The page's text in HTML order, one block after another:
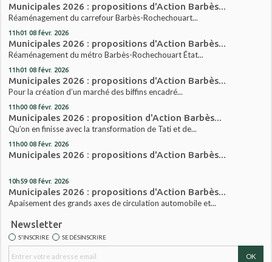
Municipales 2026 : propositions d'Action Barbès...
Réaménagement du carrefour Barbès-Rochechouart...
11h01 08 févr. 2026
Municipales 2026 : propositions d'Action Barbès...
Réaménagement du métro Barbès-Rochechouart État...
11h01 08 févr. 2026
Municipales 2026 : propositions d'Action Barbès...
Pour la création d’un marché des biffins encadré...
11h00 08 févr. 2026
Municipales 2026 : proposition d'Action Barbès...
Qu’on en finisse avec la transformation de Tati et de...
11h00 08 févr. 2026
Municipales 2026 : propositions d'Action Barbès...
10h59 08 févr. 2026
Municipales 2026 : propositions d'Action Barbès...
Apaisement des grands axes de circulation automobile et...
Newsletter
S'INSCRIRE SE DÉSINSCRIRE